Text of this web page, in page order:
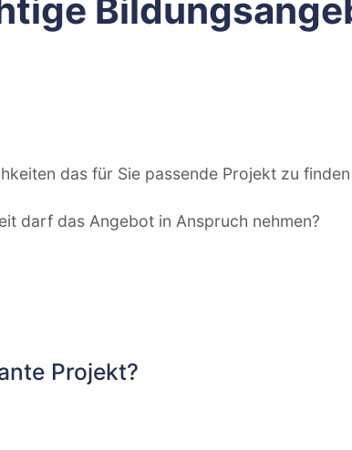
das für Sie passende Projekt zu
darf das Angebot in Anspruch nehmen?
Projekt?